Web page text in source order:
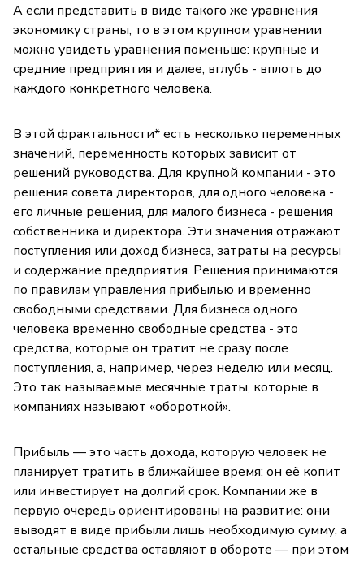
А если представить в виде такого же уравнения
экономику страны, то в этом крупном уравнении
можно увидеть уравнения поменьше: крупные и
средние предприятия и далее, вглубь - вплоть до
каждого конкретного человека.
В этой фрактальности* есть несколько переменных
значений, переменность которых зависит от
решений руководства. Для крупной компании - это
решения совета директоров, для одного человека -
его личные решения, для малого бизнеса - решения
собственника и директора. Эти значения отражают
поступления или доход бизнеса, затраты на ресурсы
и содержание предприятия. Решения принимаются
по правилам управления прибылью и временно
свободными средствами. Для бизнеса одного
человека временно свободные средства - это
средства, которые он тратит не сразу после
поступления, а, например, через неделю или месяц.
Это так называемые месячные траты, которые в
компаниях называют «обороткой».
Прибыль — это часть дохода, которую человек не
планирует тратить в ближайшее время: он её копит
или инвестирует на долгий срок. Компании же в
первую очередь ориентированы на развитие: они
выводят в виде прибыли лишь необходимую сумму, а
остальные средства оставляют в обороте — при этом